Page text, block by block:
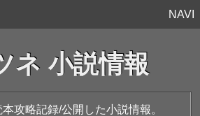
NAVI
ネ 小説情報
攻略記録/公開した小説情報。